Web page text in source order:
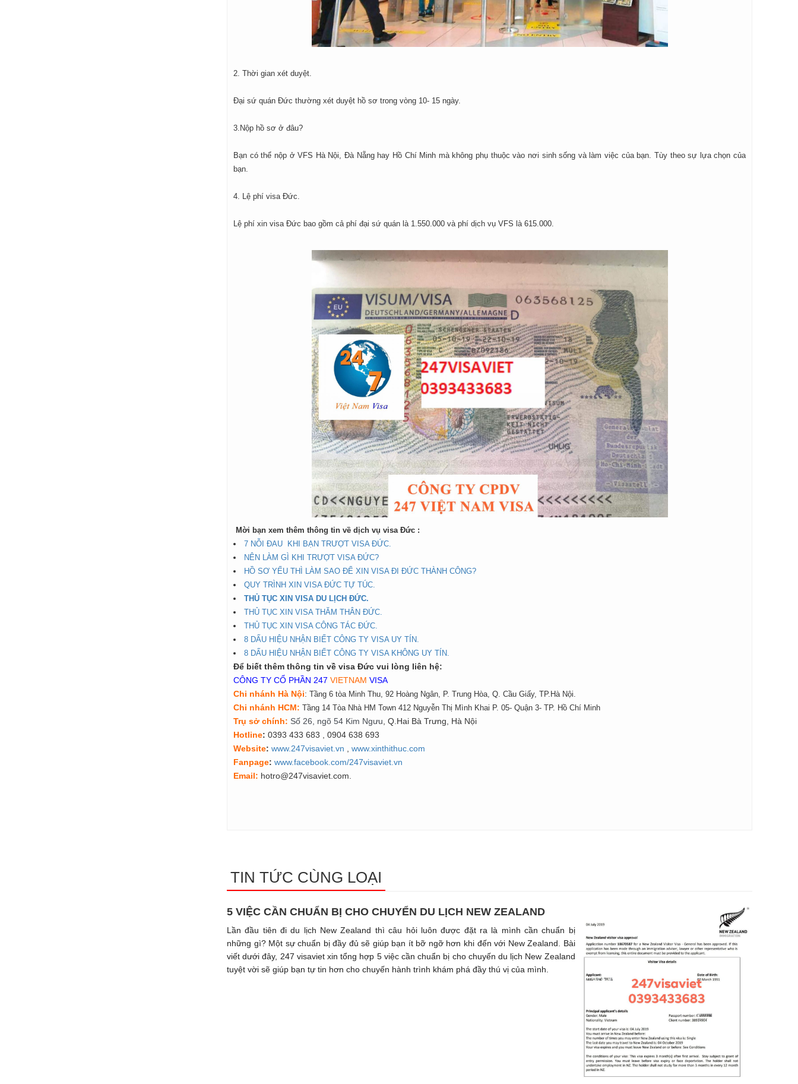
2. Thời gian xét duyệt.
Đại sứ quán Đức thường xét duyệt hồ sơ trong vòng 10- 15 ngày.
3.Nộp hồ sơ ở đâu?
Bạn có thể nộp ở VFS Hà Nội, Đà Nẵng hay Hồ Chí Minh mà không phụ thuộc vào nơi sinh sống và làm việc của bạn. Tùy theo sự lựa chọn của
bạn.
4. Lệ phí visa Đức.
Lệ phí xin visa Đức bao gồm cả phí đại sứ quán là 1.550.000 và phí dịch vụ VFS là 615.000.
Mời bạn xem thêm thông tin về dịch vụ visa Đức :
7 NỖI ĐAU KHI BẠN TRƯỢT VISA ĐỨC.
NÊN LÀM GÌ KHI TRƯỢT VISA ĐỨC?
HỒ SƠ YẾU THÌ LÀM SAO ĐỂ XIN VISA ĐI ĐỨC THÀNH CÔNG?
QUY TRÌNH XIN VISA ĐỨC TỰ TÚC.
THỦ TỤC XIN VISA DU LỊCH ĐỨC.
THỦ TỤC XIN VISA THĂM THÂN ĐỨC.
THỦ TỤC XIN VISA CÔNG TÁC ĐỨC.
8 DẤU HIỆU NHẬN BIẾT CÔNG TY VISA UY TÍN.
8 DẤU HIỆU NHẬN BIẾT CÔNG TY VISA KHÔNG UY TÍN.
Để biết thêm thông tin về visa Đức vui lòng liên hệ:
CÔNG TY CỔ PHẦN 247 VIETNAM VISA
Chi nhánh Hà Nội: Tầng 6 tòa Minh Thu, 92 Hoàng Ngân, P. Trung Hòa, Q. Cầu Giấy, TP.Hà Nội.
Chi nhánh HCM: Tầng 14 Tòa Nhà HM Town 412 Nguyễn Thị Mình Khai P. 05- Quận 3- TP. Hồ Chí Minh
Trụ sở chính: Số 26, ngõ 54 Kim Ngưu, Q.Hai Bà Trưng, Hà Nội
Hotline: 0393 433 683 , 0904 638 693
Website: www.247visaviet.vn , www.xinthithuc.com
Fanpage: www.facebook.com/247visaviet.vn
Email: hotro@247visaviet.com.
TIN TỨC CÙNG LOẠI
5 VIỆC CẦN CHUẨN BỊ CHO CHUYỂN DU LỊCH NEW ZEALAND
Lần đầu tiên đi du lịch New Zealand thì câu hỏi luôn được đặt ra là mình cần chuẩn bị
những gì? Một sự chuẩn bị đầy đủ sẽ giúp bạn ít bỡ ngỡ hơn khi đến với New Zealand. Bài
viết dưới đây, 247 visaviet xin tổng hợp 5 việc cần chuẩn bị cho chuyến du lịch New Zealand
tuyệt vời sẽ giúp bạn tự tin hơn cho chuyến hành trình khám phá đầy thú vị của mình.